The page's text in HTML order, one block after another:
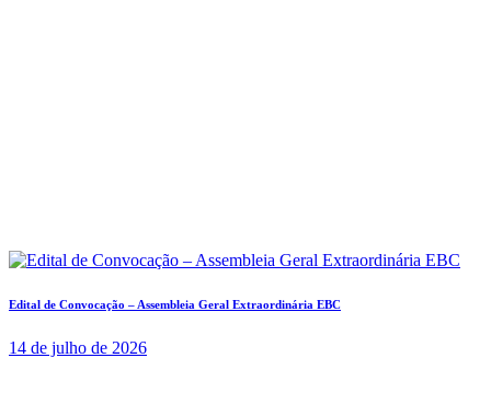
Edital de Convocação – Assembleia Geral Extraordinária EBC
14 de julho de 2026